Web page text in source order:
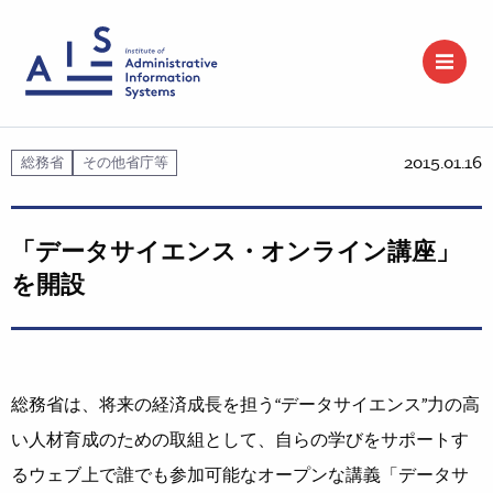
総務省 その他省庁等 2015.01.16
「データサイエンス・オンライン講座」
を開設
総務省は、将来の経済成長を担う“データサイエンス”力の高
い人材育成のための取組として、自らの学びをサポートす
るウェブ上で誰でも参加可能なオープンな講義「データサ